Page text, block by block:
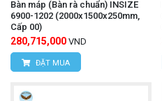
Bàn máp (Bàn rà chuẩn) INSIZE
6900-1202 (2000x1500x250mm,
Cấp 00)
280,715,000 VND
ĐẶT MUA